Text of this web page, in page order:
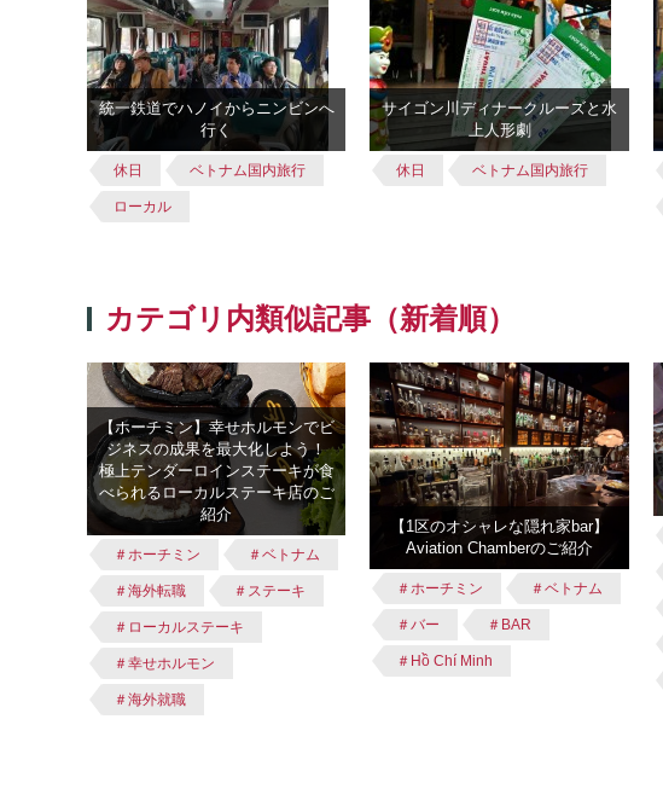
統一鉄道でハノイからニンビンへ
行く
休日 ベトナム国内旅行
ローカル
サイゴン川ディナークルーズと水
上人形劇
休日 ベトナム国内旅行
カテゴリ内類似記事（新着順）
【ホーチミン】幸せホルモンでビ
ジネスの成果を最大化しよう！
極上テンダーロインステーキが食
べられるローカルステーキ店のご
紹介
＃ホーチミン ＃ベトナム
＃海外転職 ＃ステーキ
＃ローカルステーキ
＃幸せホルモン
＃海外就職
【1区のオシャレな隠れ家bar】
Aviation Chamberのご紹介
＃ホーチミン ＃ベトナム
＃バー ＃BAR
＃Hồ Chí Minh